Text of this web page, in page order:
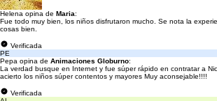
Helena opina de Maria:
Fue todo muy bien, los niños disfrutaron mucho. Se nota la
cosas bien.
Verificada
PE
Pepa opina de Animaciones Globurno:
La verdad busque en Internet y fue súper rápido en contratar a
acierto los niños súper contentos y mayores Muy aconsejable!!!!
Verificada